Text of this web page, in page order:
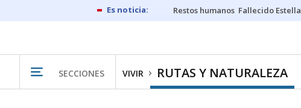
Restos humanos Fallecido Estella
SECCIONES VIVIR RUTAS Y NATURALEZA